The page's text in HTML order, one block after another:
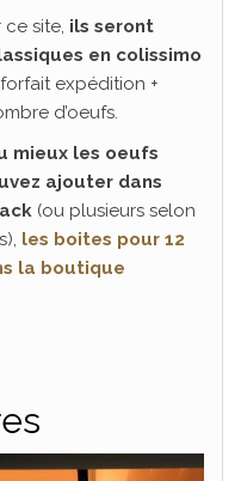
site, ils seront
en colissimo
expédition +
d’oeufs.
mieux les oeufs
ajouter dans
(ou plusieurs selon
les boites pour 12
la boutique